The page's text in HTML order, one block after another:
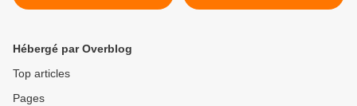
beurres, spéculoos, cookies
Hébergé par Overblog
Top articles
Pages